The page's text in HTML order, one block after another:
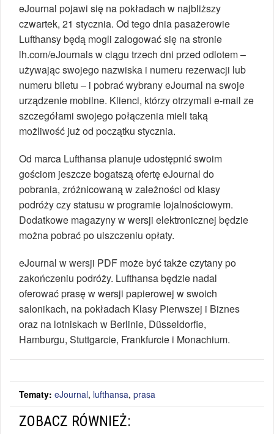
eJournal pojawi się na pokładach w najbliższy
czwartek, 21 stycznia. Od tego dnia pasażerowie
Lufthansy będą mogli zalogować się na stronie
lh.com/eJournals w ciągu trzech dni przed odlotem –
używając swojego nazwiska i numeru rezerwacji lub
numeru biletu – i pobrać wybrany eJournal na swoje
urządzenie mobilne. Klienci, którzy otrzymali e-mail ze
szczegółami swojego połączenia mieli taką
możliwość już od początku stycznia.
Od marca Lufthansa planuje udostępnić swoim
gościom jeszcze bogatszą ofertę eJournal do
pobrania, zróżnicowaną w zależności od klasy
podróży czy statusu w programie lojalnościowym.
Dodatkowe magazyny w wersji elektronicznej będzie
można pobrać po uiszczeniu opłaty.
eJournal w wersji PDF może być także czytany po
zakończeniu podróży. Lufthansa będzie nadal
oferować prasę w wersji papierowej w swoich
salonikach, na pokładach Klasy Pierwszej i Biznes
oraz na lotniskach w Berlinie, Düsseldorfie,
Hamburgu, Stuttgarcie, Frankfurcie i Monachium.
Tematy: eJournal, lufthansa, prasa
ZOBACZ RÓWNIEŻ: